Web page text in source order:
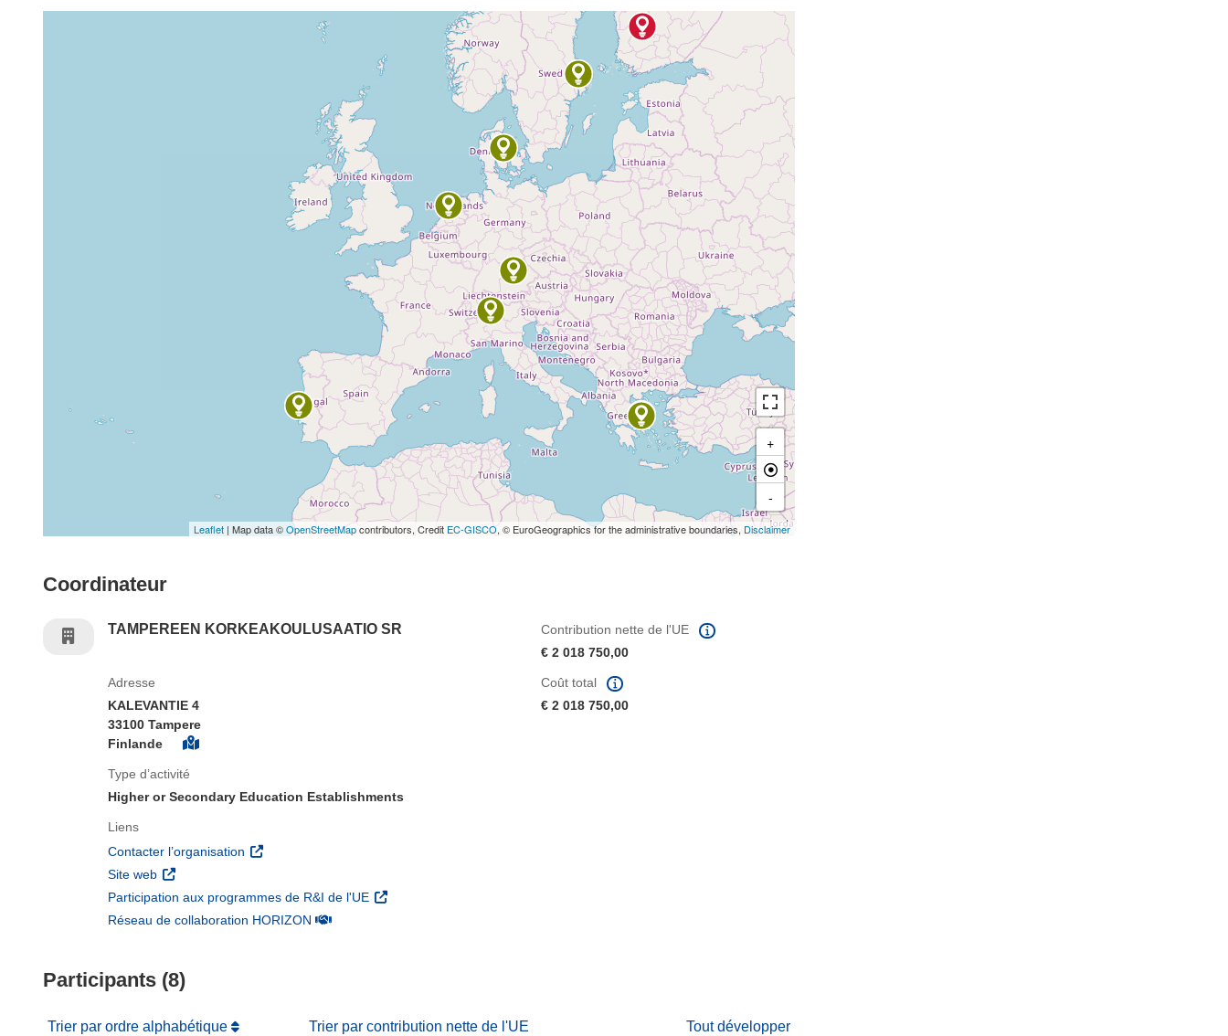
+
-
Leaflet | Map data ©OpenStreetMapcontributors, Credit EC-GISCO, © EuroGeographics for the administrative boundaries, Disclaimer
Coordinateur
TAMPEREEN KORKEAKOULUSAATIO SR
Contribution nette de l'UE
€ 2 018 750,00
Adresse
KALEVANTIE 4
33100 Tampere
Finlande
Type d’activité
Higher or Secondary Education Establishments
Liens
Contacter l’organisation (s’ouvre dans une nouvelle fenêtre)
Site web (s’ouvre dans une nouvelle fenêtre)
Participation aux programmes de R&I de l'UE (s’ouvre dans une nouvelle fenêtre)
Réseau de collaboration HORIZON(s’ouvre dans une nouvelle fenêtre)
Coût total
€ 2 018 750,00
Participants (8)
Trier par ordre alphabétique Trier par contribution nette de l'UE Tout développer